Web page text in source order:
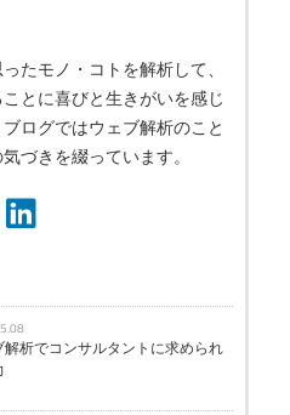
たモノ・コトを解析して、
とに喜びと生きがいを感じ
ログではウェブ解析のこと
づきを綴っています。
解析でコンサルタントに求められ